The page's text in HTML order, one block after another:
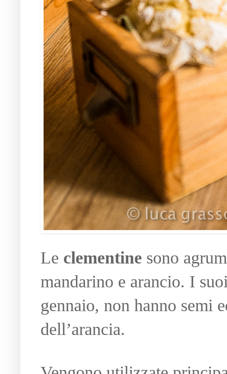
Le clementine sono
mandarino e arancio. I
gennaio, non hanno semi
dell’arancia.